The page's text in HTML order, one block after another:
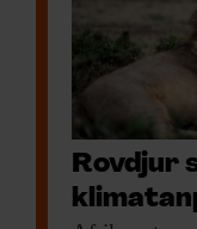
Rovdjur